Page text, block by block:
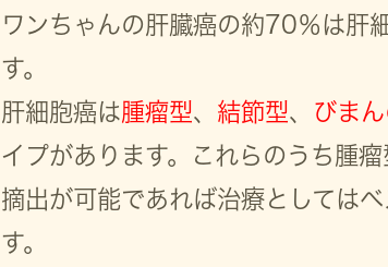
ワンちゃんの肝臓癌の約70％は肝
す。
肝細胞癌は腫瘤型、 結節型、 びま
イプがあります。これらのうち腫
摘出が可能であれば治療としては
す。